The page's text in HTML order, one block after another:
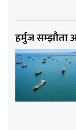
हर्मुज सम्झौता